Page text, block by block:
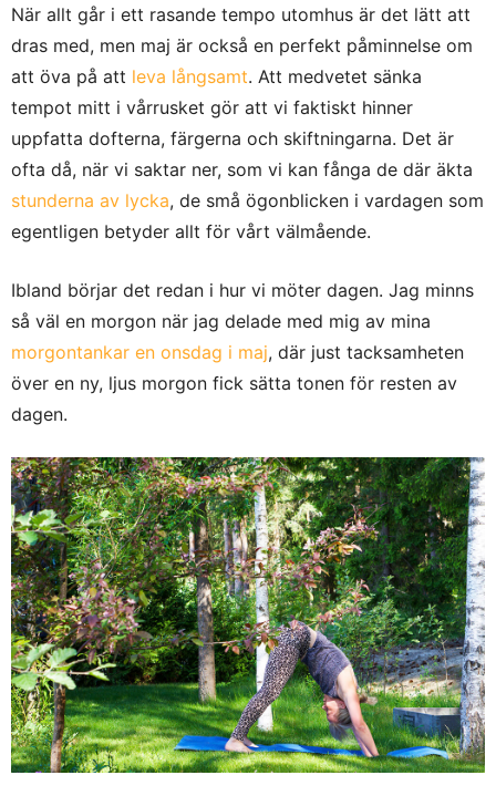
När allt går i ett rasande tempo utomhus är det lätt att
dras med, men maj är också en perfekt påminnelse om
att öva på att leva långsamt. Att medvetet sänka
tempot mitt i vårrusket gör att vi faktiskt hinner
uppfatta dofterna, färgerna och skiftningarna. Det är
ofta då, när vi saktar ner, som vi kan fånga de där äkta
stunderna av lycka, de små ögonblicken i vardagen som
egentligen betyder allt för vårt välmående.
Ibland börjar det redan i hur vi möter dagen. Jag minns
så väl en morgon när jag delade med mig av mina
morgontankar en onsdag i maj, där just tacksamheten
över en ny, ljus morgon fick sätta tonen för resten av
dagen.